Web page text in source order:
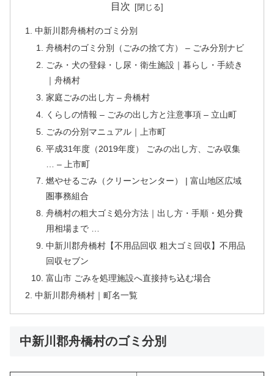
目次
中新川郡舟橋村のゴミ分別
舟橋村のゴミ分別（ごみの捨て方） – ごみ分別ナビ
ごみ・犬の登録・し尿・衛生施設｜暮らし・手続き
｜舟橋村
家庭ごみの出し方 – 舟橋村
くらしの情報 – ごみの出し方と注意事項 – 立山町
ごみの分別マニュアル｜上市町
平成31年度（2019年度） ごみの出し方、ごみ収集
… – 上市町
燃やせるごみ（クリーンセンター） | 富山地区広域
圏事務組合
舟橋村の粗大ゴミ処分方法｜出し方・手順・処分費
用相場まで …
中新川郡舟橋村【不用品回収 粗大ゴミ回収】不用品
回収セブン
富山市 ごみを処理施設へ直接持ち込む場合
中新川郡舟橋村｜町名一覧
中新川郡舟橋村のゴミ分別